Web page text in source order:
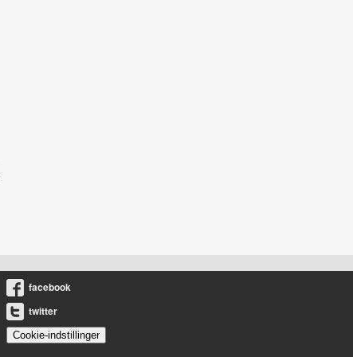
facebook
twitter
Cookie-indstillinger